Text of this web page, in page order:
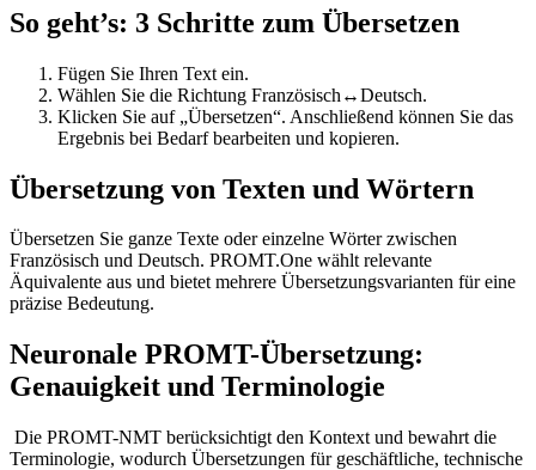
So geht’s: 3 Schritte zum Übersetzen
Fügen Sie Ihren Text ein.
Wählen Sie die Richtung Französisch↔Deutsch.
Klicken Sie auf „Übersetzen“. Anschließend können Sie das
Ergebnis bei Bedarf bearbeiten und kopieren.
Übersetzung von Texten und Wörtern
Übersetzen Sie ganze Texte oder einzelne Wörter zwischen
Französisch und Deutsch. PROMT.One wählt relevante
Äquivalente aus und bietet mehrere Übersetzungsvarianten für eine
präzise Bedeutung.
Neuronale PROMT-Übersetzung:
Genauigkeit und Terminologie
Die PROMT-NMT berücksichtigt den Kontext und bewahrt die
Terminologie, wodurch Übersetzungen für geschäftliche, technische